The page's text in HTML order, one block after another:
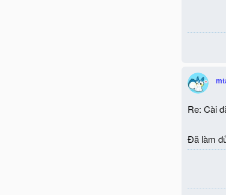
Re: Cài
Đã làm